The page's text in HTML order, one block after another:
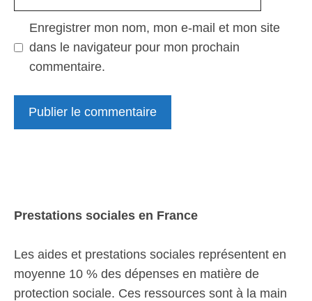
Enregistrer mon nom, mon e-mail et mon site
dans le navigateur pour mon prochain
commentaire.
Prestations sociales en France
Les aides et prestations sociales représentent en
moyenne 10 % des dépenses en matière de
protection sociale. Ces ressources sont à la main